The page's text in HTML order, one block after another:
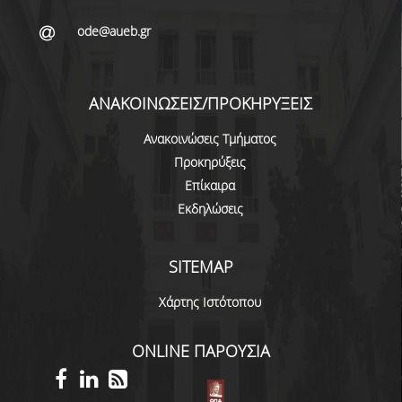
ode@aueb.gr
ΑΝΑΚΟΙΝΩΣΕΙΣ/ΠΡΟΚΗΡΥΞΕΙΣ
Ανακοινώσεις Τμήματος
Προκηρύξεις
Επίκαιρα
Εκδηλώσεις
SITEMAP
Χάρτης Ιστότοπου
ONLINE ΠΑΡΟΥΣΙΑ